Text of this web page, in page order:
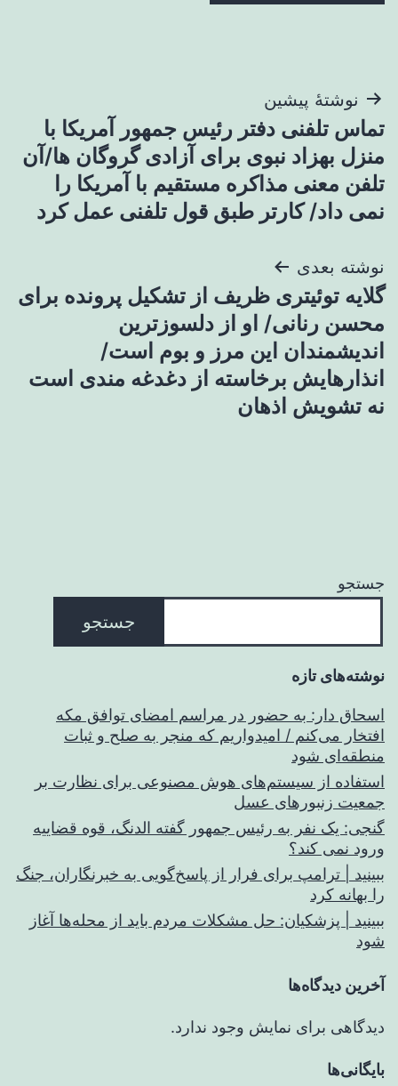
راهبری
نوشته
نوشتهٔ پیشین
تماس تلفنی دفتر رئیس جمهور آمریکا با
منزل بهزاد نبوی برای آزادی گروگان ها/آن
تلفن معنی مذاکره مستقیم با آمریکا را
نمی داد/ کارتر طبق قول تلفنی عمل کرد
نوشته بعدی
گلایه توئیتری ظریف از تشکیل پرونده برای
محسن رنانی/ او از دلسوزترین
اندیشمندان این مرز و بوم است/
انذارهایش برخاسته از دغدغه مندی است
نه تشویش اذهان
جستجو
جستجو
نوشته‌های تازه
اسحاق‌ دار: به حضور در مراسم امضای توافق مکه
افتخار می‌کنم / امیدواریم که منجر به صلح و ثبات
منطقه‌ای شود
استفاده از سیستم‌های هوش مصنوعی برای نظارت بر
جمعیت زنبورهای عسل
گنجی: یک نفر به رئیس جمهور گفته الدنگ، قوه قضاییه
ورود نمی کند؟
ببینید | ترامپ برای فرار از پاسخ‌گویی به خبرنگاران، جنگ
را بهانه کرد
ببینید | پزشکیان: حل مشکلات مردم باید از محله‌ها آغاز
شود
آخرین دیدگاه‌ها
دیدگاهی برای نمایش وجود ندارد.
بایگانی‌ها